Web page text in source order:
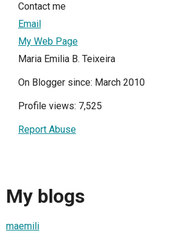
Contact me
Email
My Web Page
Maria Emilia B. Teixeira
On Blogger since: March 2010
Profile views: 7,525
Report Abuse
My blogs
maemili